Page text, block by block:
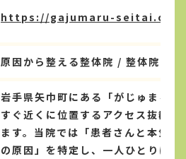
https://gajumaru-
原因から整える整体院 / 整体院 など
岩手県矢巾町にある「がじゅまる
すぐ近くに位置するアクセス抜群
ます。当院では「患者さんと本気
の原因」を特定し、一人ひとりに